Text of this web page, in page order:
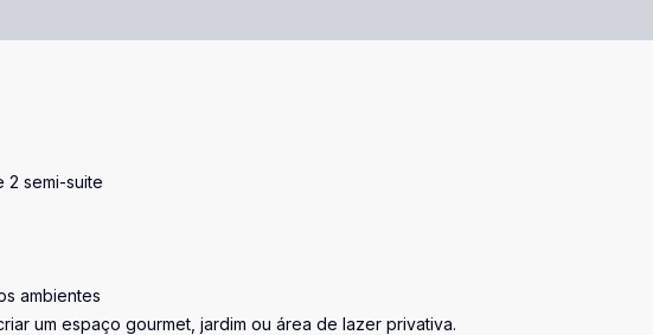
2 semi-suite
ambientes
um espaço gourmet, jardim ou área de lazer privativa.